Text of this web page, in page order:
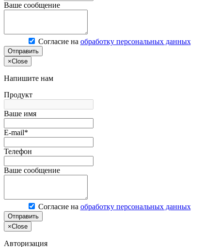
Ваше сообщение
Согласие на обработку персональных данных
Отправить
×Close
Напишите нам
Продукт
Ваше имя
E-mail*
Телефон
Ваше сообщение
Согласие на обработку персональных данных
Отправить
×Close
Авторизация